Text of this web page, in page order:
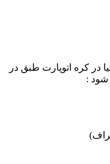
در کره اتوپارت طبق در
: